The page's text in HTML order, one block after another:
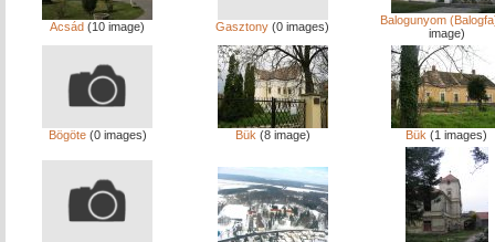
Acsád (10 image) Gasztony (0 images)
Balogunyom
image)
Bögöte(0 images) Bük (8 image) Bük (1 images)